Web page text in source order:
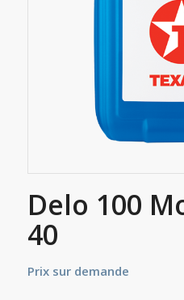
Delo 100
40
Prix sur demande